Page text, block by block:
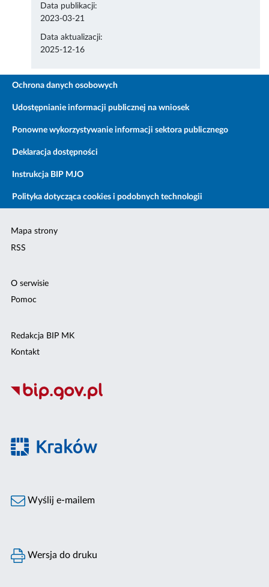
Data publikacji:
2023-03-21
Data aktualizacji:
2025-12-16
Ochrona danych osobowych
Udostępnianie informacji publicznej na wniosek
Ponowne wykorzystywanie informacji sektora publicznego
Deklaracja dostępności
Instrukcja BIP MJO
Polityka dotycząca cookies i podobnych technologii
Mapa strony
RSS
O serwisie
Pomoc
Redakcja BIP MK
Kontakt
Wyślij e-mailem
Wersja do druku